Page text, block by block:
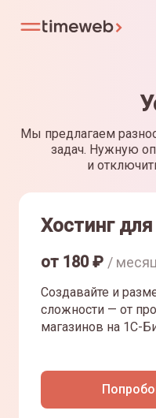
Мы предлагаем
задач. Нужную
и
Хостинг
от 180₽ /
Создавайте и
сложности — от
магазинов на 1С-